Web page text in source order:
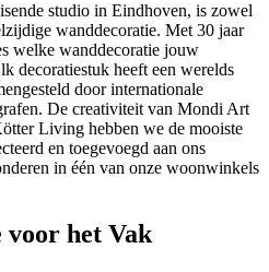
studio in Eindhoven, is zowel
wanddecoratie. Met 30 jaar
welke wanddecoratie jouw
decoratiestuk heeft een werelds
door internationale
De creativiteit van Mondi Art
Living hebben we de mooiste
en toegevoegd aan ons
in één van onze woonwinkels
voor het Vak